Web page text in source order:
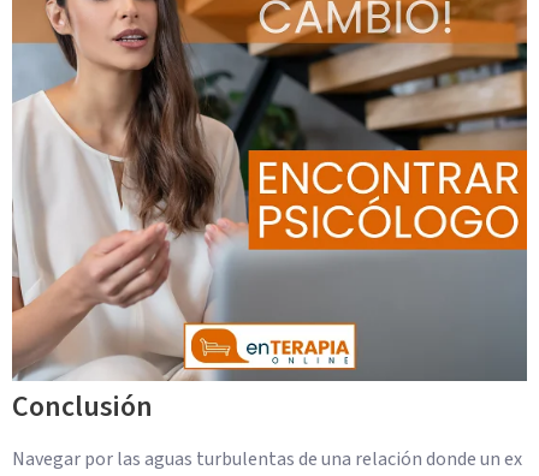
Conclusión
Navegar por las aguas turbulentas de una relación donde un ex